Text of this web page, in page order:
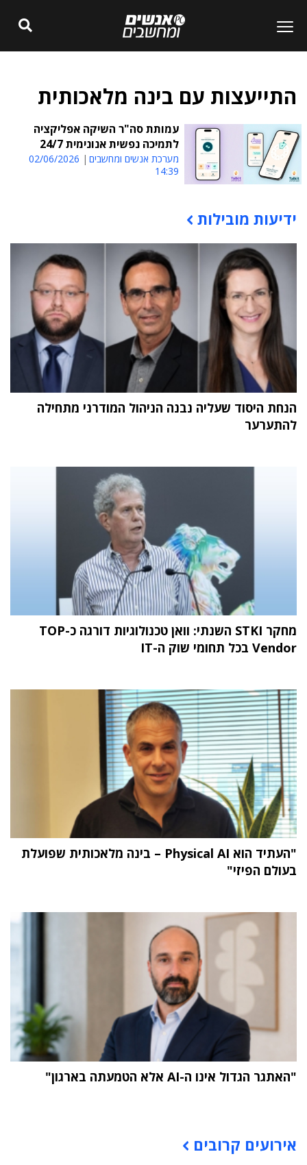
התייעצות עם בינה מלאכותית
עמותת סה"ר השיקה אפליקציה
לתמיכה נפשית אנונימית 24/7
מערכת אנשים ומחשבים
02/06/2026
14:39
תוכן פרסומי
ידיעות מובילות
הנחת היסוד שעליה נבנה הניהול המודרני מתחילה
להתערער
מחקר STKI השנתי: וואן טכנולוגיות דורגה כ-TOP
Vendor בכל תחומי שוק ה-IT
"העתיד הוא Physical AI – בינה מלאכותית שפועלת
בעולם הפיזי"
"האתגר הגדול אינו ה-AI אלא הטמעתה בארגון"
אירועים קרובים